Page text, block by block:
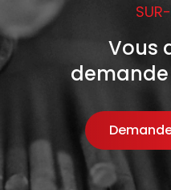
Vous
demande